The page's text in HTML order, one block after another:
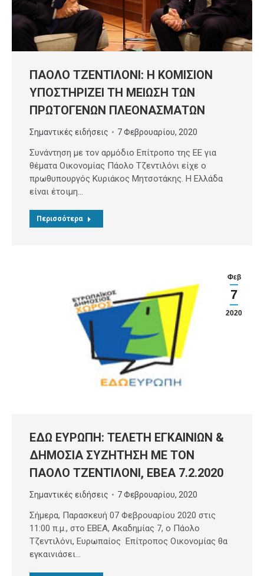
ΠΑΟΛΟ ΤΖΕΝΤΙΛΟΝΙ: Η ΚΟΜΙΣΙΟΝ
ΥΠΟΣΤΗΡΙΖΕΙ ΤΗ ΜΕΙΩΣΗ ΤΩΝ
ΠΡΩΤΟΓΕΝΩΝ ΠΛΕΟΝΑΣΜΑΤΩΝ
Σημαντικές ειδήσεις 7 Φεβρουαρίου, 2020
Συνάντηση με τον αρμόδιο Επίτροπο της ΕΕ για
θέματα Οικονομίας Πάολο Τζεντιλόνι είχε ο
πρωθυπουργός Κυριάκος Μητσοτάκης. Η Ελλάδα
είναι έτοιμη…
Περισσότερα
Φεβ
7
2020
ΕΔΩ ΕΥΡΩΠΗ: ΤΕΛΕΤΗ ΕΓΚΑΙΝΙΩΝ &
ΔΗΜΟΣΙΑ ΣΥΖΗΤΗΣΗ ΜΕ ΤΟΝ
ΠΑΟΛΟ ΤΖΕΝΤΙΛΟΝΙ, ΕΒΕΑ 7.2.2020
Σημαντικές ειδήσεις 7 Φεβρουαρίου, 2020
Σήμερα, Παρασκευή 07 Φεβρουαρίου 2020 στις
11:00 π.μ., στο ΕΒΕΑ, Ακαδημίας 7, ο Πάολο
Τζεντιλόνι, Ευρωπαίος Επίτροπος Οικονομίας θα
εγκαινιάσει…